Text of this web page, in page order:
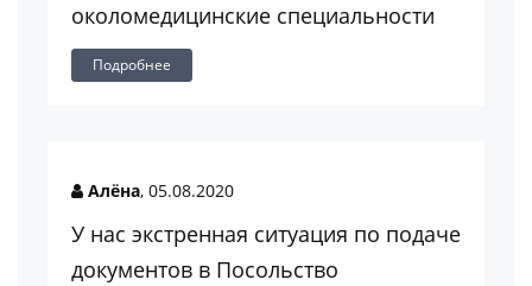
околомедицинские специальности
Подробнее
Алёна, 05.08.2020
У нас экстренная ситуация по подаче
документов в Посольство